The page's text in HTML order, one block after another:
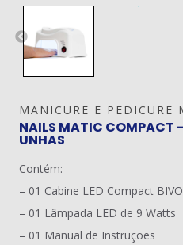
MANICURE E PEDICURE
NAILS MATIC COMPACT
UNHAS
Contém:
– 01 Cabine LED Compact
– 01 Lâmpada LED de 9 Watts
– 01 Manual de Instruções